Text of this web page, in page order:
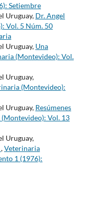
Setiembre
Uruguay, Dr. Angel
Vol. 5 Núm. 50
Uruguay, Una
(Montevideo): Vol.
Uruguay,
(Montevideo):
Uruguay, Resúmenes
Vol. 13
Uruguay,
,Veterinaria
1 (1976):